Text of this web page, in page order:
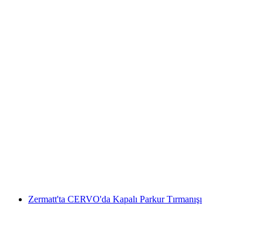
Zermatt'ta CERVO'da Kapalı Parkur Tırmanışı